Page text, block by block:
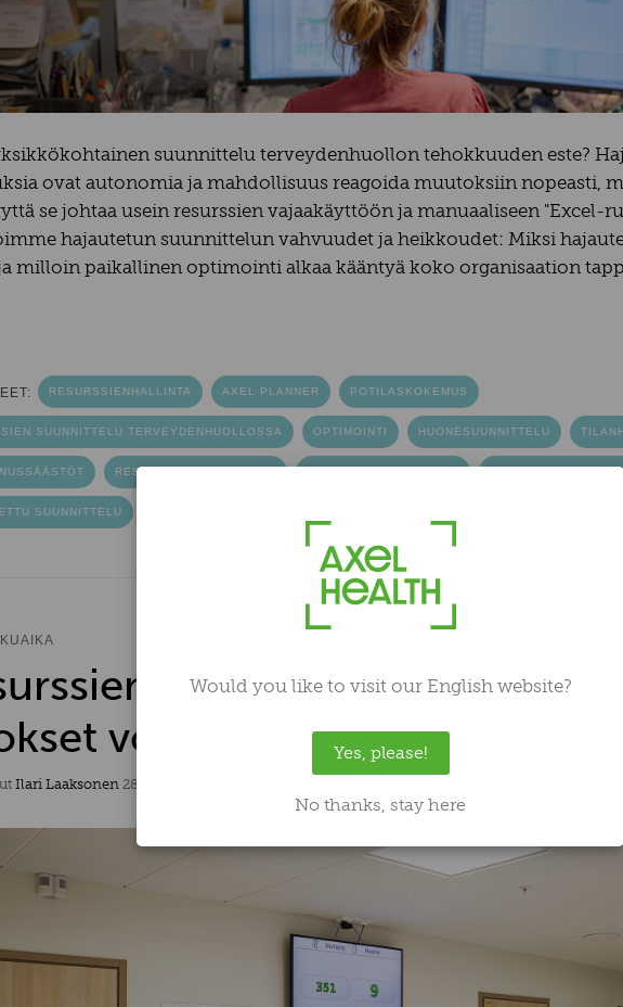
suunnittelu terveydenhuollon tehokkuuden este?
ovat autonomia ja mahdollisuus reagoida muutoksiin nopeasti,
se johtaa usein resurssien vajaakäyttöön ja manuaaliseen "Excel-
hajautetun suunnittelun vahvuudet ja heikkoudet: Miksi
milloin paikallinen optimointi alkaa kääntyä koko organisaation
RESURSSIENHALLINTA AXEL PLANNER POTILASKOKEMUS
SUUNNITTELU TERVEYDENHUOLLOSSA OPTIMOINTI HUONESUUNNITTELU
RESURSSIEN OPTIMOINTI
SUUNNITTELU
optimointi ei ole
voivat mullistaa arjen
Ilari Laaksonen 28.2.2025 9:06
Would you like to visit our English website?
Yes, please!
No thanks, stay here